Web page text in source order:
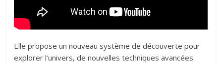
Elle propose un nouveau système de découverte pour
explorer l’univers, de nouvelles techniques avancées